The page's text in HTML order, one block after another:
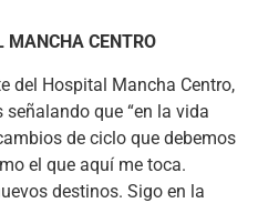
MANCHA CENTRO
del Hospital Mancha Centro,
que “en la vida
de ciclo que debemos
el que aquí me toca.
destinos. Sigo en la